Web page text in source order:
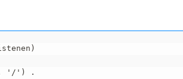
'/') .